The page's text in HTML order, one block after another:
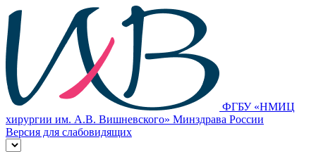
ФГБУ «НМИЦ
хирургии им. А.В. Вишневского» Минздрава России
Версия для слабовидящих